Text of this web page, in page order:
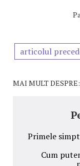
articolul
MAI MULT DESPRE:
Primele
Cum